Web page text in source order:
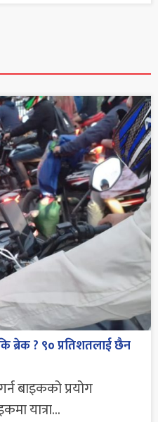
ब्रेक ? ९० प्रतिशतलाई छैन
बाइकको प्रयोग
यात्रा...